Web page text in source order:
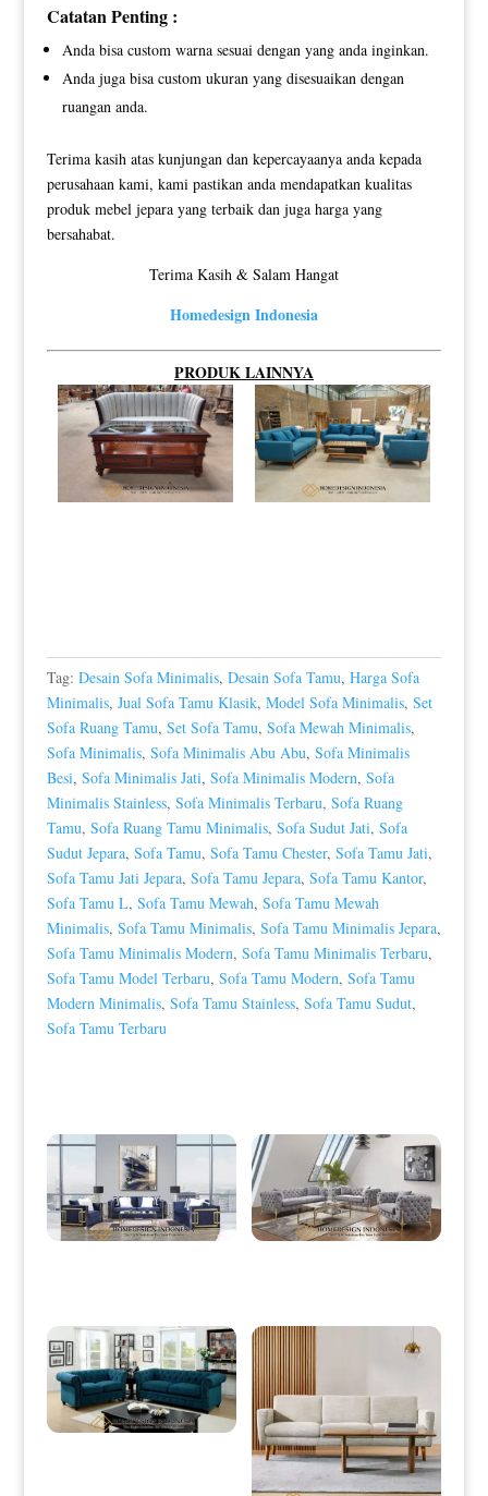
Catatan Penting :
Anda bisa custom warna sesuai dengan yang anda inginkan.
Anda juga bisa custom ukuran yang disesuaikan dengan
ruangan anda.
Terima kasih atas kunjungan dan kepercayaanya anda kepada
perusahaan kami, kami pastikan anda mendapatkan kualitas
produk mebel jepara yang terbaik dan juga harga yang
bersahabat.
Terima Kasih & Salam Hangat
Homedesign Indonesia
PRODUK LAINNYA
Tag: Desain Sofa Minimalis, Desain Sofa Tamu, Harga Sofa
Minimalis, Jual Sofa Tamu Klasik, Model Sofa Minimalis, Set
Sofa Ruang Tamu, Set Sofa Tamu, Sofa Mewah Minimalis,
Sofa Minimalis, Sofa Minimalis Abu Abu, Sofa Minimalis
Besi, Sofa Minimalis Jati, Sofa Minimalis Modern, Sofa
Minimalis Stainless, Sofa Minimalis Terbaru, Sofa Ruang
Tamu, Sofa Ruang Tamu Minimalis, Sofa Sudut Jati, Sofa
Sudut Jepara, Sofa Tamu, Sofa Tamu Chester, Sofa Tamu Jati,
Sofa Tamu Jati Jepara, Sofa Tamu Jepara, Sofa Tamu Kantor,
Sofa Tamu L, Sofa Tamu Mewah, Sofa Tamu Mewah
Minimalis, Sofa Tamu Minimalis, Sofa Tamu Minimalis Jepara,
Sofa Tamu Minimalis Modern, Sofa Tamu Minimalis Terbaru,
Sofa Tamu Model Terbaru, Sofa Tamu Modern, Sofa Tamu
Modern Minimalis, Sofa Tamu Stainless, Sofa Tamu Sudut,
Sofa Tamu Terbaru